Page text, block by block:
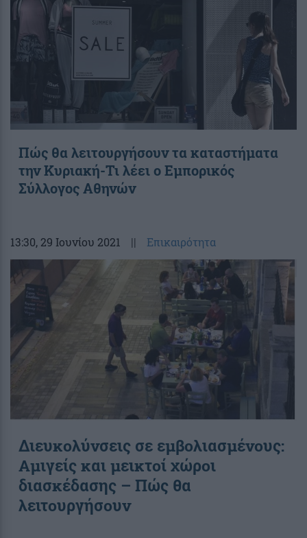
Πώς θα λειτουργήσουν τα καταστήματα
την Κυριακή-Τι λέει ο Εμπορικός
Σύλλογος Αθηνών
13:30, 29 Ιουνίου 2021 || Επικαιρότητα
Διευκολύνσεις σε εμβολιασμένους:
Αμιγείς και μεικτοί χώροι
διασκέδασης – Πώς θα
λειτουργήσουν